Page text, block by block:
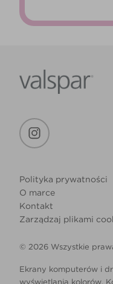
Polityka prywatności
O marce
Kontakt
Zarządzaj plikami
© 2026 Wszystkie
Ekrany komputerów i
wyświetlania kolorów.